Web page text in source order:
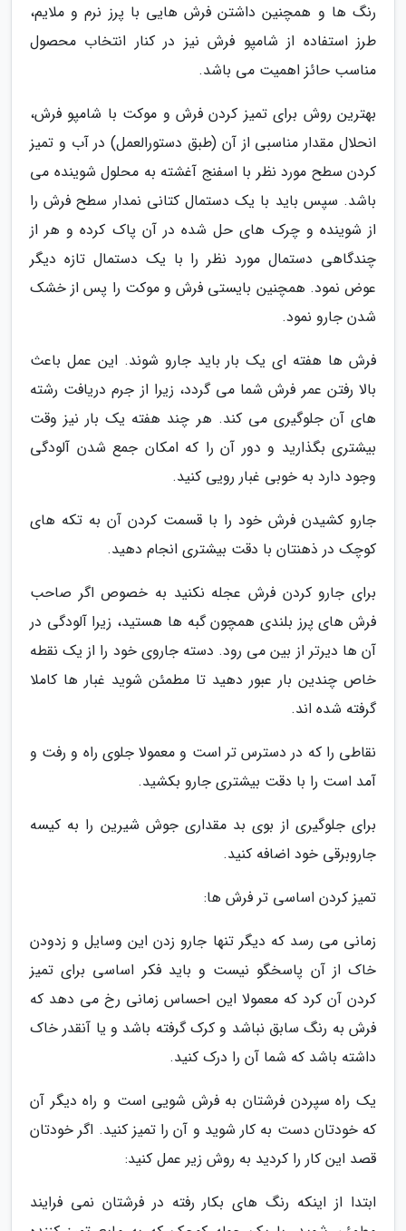
رنگ ها و همچنین داشتن فرش هایی با پرز نرم و ملایم،
طرز استفاده از شامپو فرش نیز در کنار انتخاب محصول
مناسب حائز اهمیت می باشد.
بهترین روش برای تمیز کردن فرش و موکت با شامپو فرش،
انحلال مقدار مناسبی از آن (طبق دستورالعمل) در آب و تمیز
کردن سطح مورد نظر با اسفنج آغشته به محلول شوینده می
باشد. سپس باید با یک دستمال کتانی نمدار سطح فرش را
از شوینده و چرک های حل شده در آن پاک کرده و هر از
چندگاهی دستمال مورد نظر را با یک دستمال تازه دیگر
عوض نمود. همچنین بایستی فرش و موکت را پس از خشک
شدن جارو نمود.
فرش ها هفته ای یک بار باید جارو شوند. این عمل باعث
بالا رفتن عمر فرش شما می گردد، زیرا از جرم دریافت رشته
های آن جلوگیری می کند. هر چند هفته یک بار نیز وقت
بیشتری بگذارید و دور آن را که امکان جمع شدن آلودگی
وجود دارد به خوبی غبار رویی کنید.
جارو کشیدن فرش خود را با قسمت کردن آن به تکه های
کوچک در ذهنتان با دقت بیشتری انجام دهید.
برای جارو کردن فرش عجله نکنید به خصوص اگر صاحب
فرش های پرز بلندی همچون گبه ها هستید، زیرا آلودگی در
آن ها دیرتر از بین می رود. دسته جاروی خود را از یک نقطه
خاص چندین بار عبور دهید تا مطمئن شوید غبار ها کاملا
گرفته شده اند.
نقاطی را که در دسترس تر است و معمولا جلوی راه و رفت و
آمد است را با دقت بیشتری جارو بکشید.
برای جلوگیری از بوی بد مقداری جوش شیرین را به کیسه
جاروبرقی خود اضافه کنید.
تمیز کردن اساسی تر فرش ها:
زمانی می رسد که دیگر تنها جارو زدن این وسایل و زدودن
خاک از آن پاسخگو نیست و باید فکر اساسی برای تمیز
کردن آن کرد که معمولا این احساس زمانی رخ می دهد که
فرش به رنگ سابق نباشد و کرک گرفته باشد و یا آنقدر خاک
داشته باشد که شما آن را درک کنید.
یک راه سپردن فرشتان به فرش شویی است و راه دیگر آن
که خودتان دست به کار شوید و آن را تمیز کنید. اگر خودتان
قصد این کار را کردید به روش زیر عمل کنید:
ابتدا از اینکه رنگ های بکار رفته در فرشتان نمی فرایند